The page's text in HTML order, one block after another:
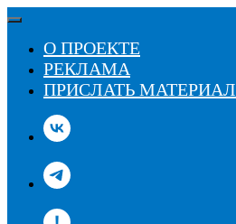
О ПРОЕКТЕ
РЕКЛАМА
ПРИСЛАТЬ МАТЕРИАЛ